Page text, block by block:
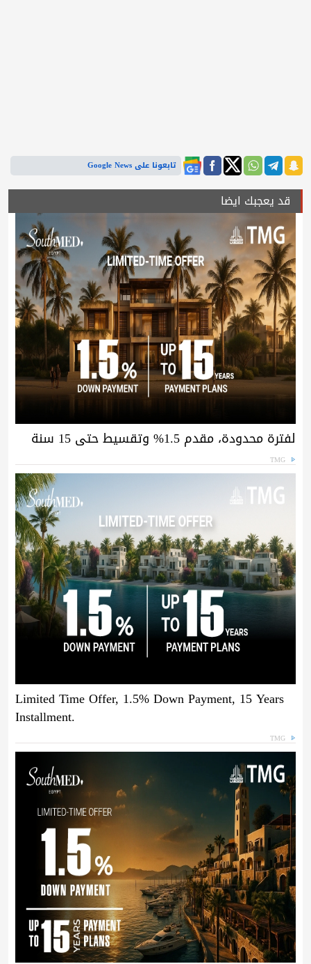
تابعونا على Google News
قد يعجبك ايضا
لفترة محدودة، مقدم 1.5% وتقسيط حتى 15 سنة
TMG
Limited Time Offer, 1.5% Down Payment, 15 Years
Installment.
TMG